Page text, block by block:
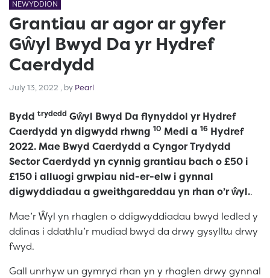
NEWYDDION
Grantiau ar agor ar gyfer
Gŵyl Bwyd Da yr Hydref
Caerdydd
July 13, 2022 July 13, 2022
, by Pearl
Bydd trydedd Gŵyl Bwyd Da flynyddol yr Hydref
Caerdydd yn digwydd rhwng 10 Medi a 16 Hydref
2022. Mae Bwyd Caerdydd a Cyngor Trydydd
Sector Caerdydd yn cynnig grantiau bach o £50 i
£150 i alluogi grwpiau nid-er-elw i gynnal
digwyddiadau a gweithgareddau yn rhan o’r ŵyl..
Mae’r Ŵyl yn rhaglen o ddigwyddiadau bwyd ledled y
ddinas i ddathlu’r mudiad bwyd da drwy gysylltu drwy
fwyd.
Gall unrhyw un gymryd rhan yn y rhaglen drwy gynnal